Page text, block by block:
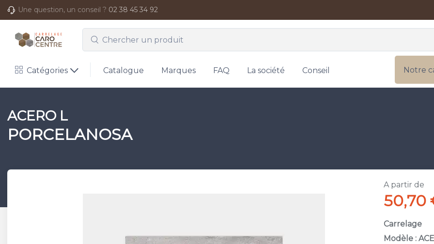
Une question, un conseil ? 02 38 45 34 92
Catégories Catalogue Marques FAQ La société Conseil Notre
ACERO L
PORCELANOSA
A partir de
50,70
Carrelage
Modèle :